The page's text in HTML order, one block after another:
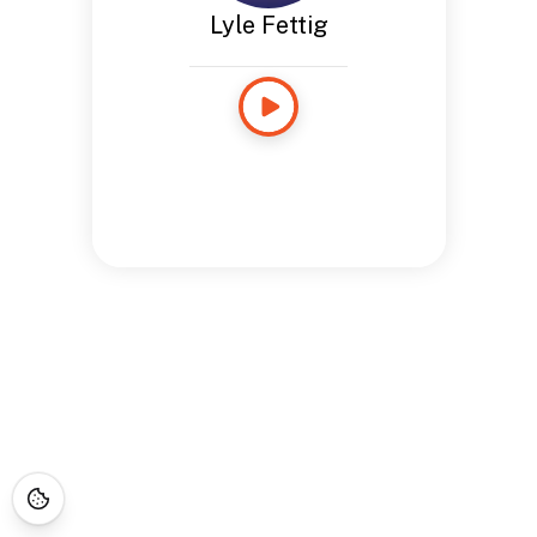
Lyle Fettig